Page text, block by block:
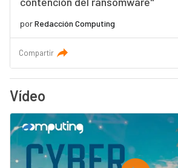
porRedacción Computing
Compartir
Vídeo